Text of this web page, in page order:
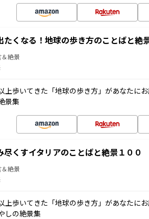
たくなる！地球の歩き方のことばと絶
絶景
上歩いてきた「地球の歩き方」があなたに
景集
尽くすイタリアのことばと絶景１００
絶景
上歩いてきた「地球の歩き方」があなたに
しの絶景集